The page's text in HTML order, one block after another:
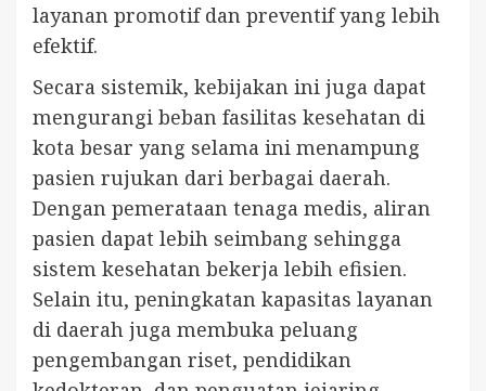
layanan promotif dan preventif yang lebih
efektif.
Secara sistemik, kebijakan ini juga dapat
mengurangi beban fasilitas kesehatan di
kota besar yang selama ini menampung
pasien rujukan dari berbagai daerah.
Dengan pemerataan tenaga medis, aliran
pasien dapat lebih seimbang sehingga
sistem kesehatan bekerja lebih efisien.
Selain itu, peningkatan kapasitas layanan
di daerah juga membuka peluang
pengembangan riset, pendidikan